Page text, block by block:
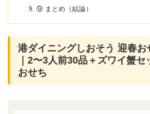
⑨ まとめ（結論）
港ダイニングしおそう 迎春お
｜2〜3人前30品＋ズワイ蟹セ
おせち